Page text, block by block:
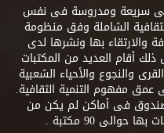
سريعة ومدروسة فى نفس
الشاملة وفق منظومة
والارتقاء بها ونشرها لدى
أقام العديد من المكتبات
والنجوع والأحياء الشعبية
مفهوم التنمية الثقافية.
فى أماكن لم يكن من
حوالى 90 مكتبة .